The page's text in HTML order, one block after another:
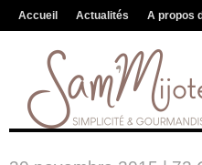
Accueil Actualités A propos